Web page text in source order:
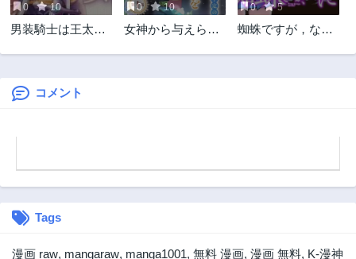
0 10
男装騎士は王太子
0 10
女神から与えられ
救います
0 5
蜘蛛ですが，なに
コメント
Tags
漫画 raw, mangaraw, manga1001, 無料 漫画, 漫画 無料, K-漫神